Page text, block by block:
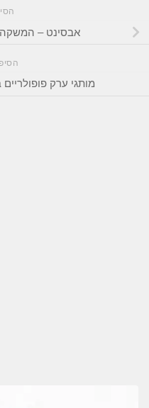
אבסינט –
מותגי ערק פופולריים ב-2024: טעימה